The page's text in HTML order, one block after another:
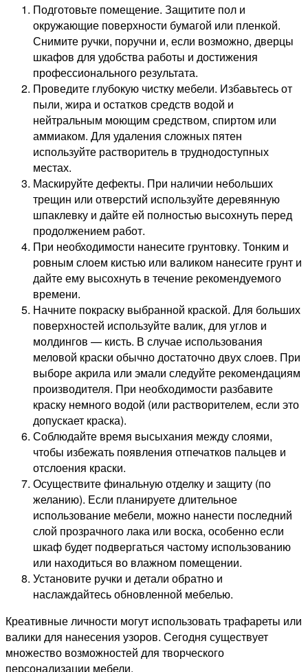
Подготовьте помещение. Защитите пол и
окружающие поверхности бумагой или пленкой.
Снимите ручки, поручни и, если возможно, дверцы
шкафов для удобства работы и достижения
профессионального результата.
Проведите глубокую чистку мебели. Избавьтесь от
пыли, жира и остатков средств водой и
нейтральным моющим средством, спиртом или
аммиаком. Для удаления сложных пятен
используйте растворитель в труднодоступных
местах.
Маскируйте дефекты. При наличии небольших
трещин или отверстий используйте деревянную
шпаклевку и дайте ей полностью высохнуть перед
продолжением работ.
При необходимости нанесите грунтовку. Тонким и
ровным слоем кистью или валиком нанесите грунт и
дайте ему высохнуть в течение рекомендуемого
времени.
Начните покраску выбранной краской. Для больших
поверхностей используйте валик, для углов и
молдингов — кисть. В случае использования
меловой краски обычно достаточно двух слоев. При
выборе акрила или эмали следуйте рекомендациям
производителя. При необходимости разбавите
краску немного водой (или растворителем, если это
допускает краска).
Соблюдайте время высыхания между слоями,
чтобы избежать появления отпечатков пальцев и
отслоения краски.
Осуществите финальную отделку и защиту (по
желанию). Если планируете длительное
использование мебели, можно нанести последний
слой прозрачного лака или воска, особенно если
шкаф будет подвергаться частому использованию
или находиться во влажном помещении.
Установите ручки и детали обратно и
наслаждайтесь обновленной мебелью.
Креативные личности могут использовать трафареты или
валики для нанесения узоров. Сегодня существует
множество возможностей для творческого
персонализации мебели.